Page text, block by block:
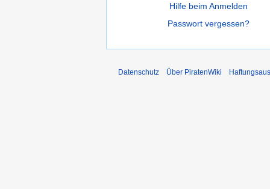
Hilfe beim Anmelden
Passwort vergessen?
Datenschutz Über PiratenWiki